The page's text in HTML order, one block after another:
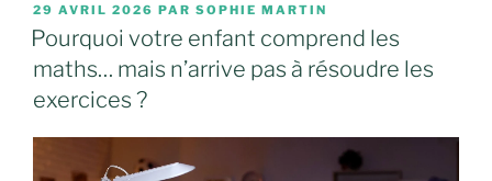
PUBLIÉ
LE
29 AVRIL 2026 PAR SOPHIE MARTIN
Pourquoi votre enfant comprend les
maths… mais n’arrive pas à résoudre les
exercices ?